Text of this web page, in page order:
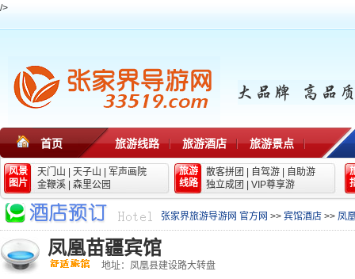
/>
首页 旅游线路 旅游酒店 旅游景点
风景
图片
天门山 天子山
军声画院
金鞭溪
森里公园
旅游
线路
散客拼团 自驾游
自助游
独立成团
VIP尊享游
张家界旅游导游网 官方网 >> 宾馆酒店 >> 凤
凤凰苗疆宾馆
地址：凤凰县建设路大转盘